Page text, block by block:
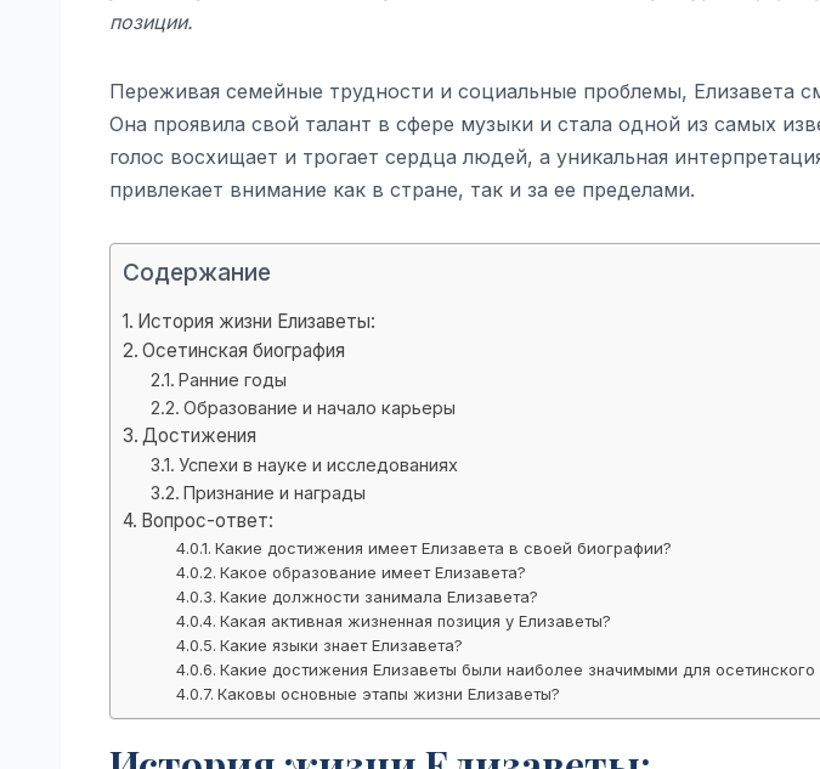
позиции.
Переживая семейные трудности и социальные проблемы, Елизавета
Она проявила свой талант в сфере музыки и стала одной из самых
голос восхищает и трогает сердца людей, а уникальная
привлекает внимание как в стране, так и за ее пределами.
Содержание
История жизни Елизаветы:
Осетинская биография
Ранние годы
Образование и начало карьеры
Достижения
Успехи в науке и исследованиях
Признание и награды
Вопрос-ответ:
Какие достижения имеет Елизавета в своей биографии?
Какое образование имеет Елизавета?
Какие должности занимала Елизавета?
Какая активная жизненная позиция у Елизаветы?
Какие языки знает Елизавета?
Какие достижения Елизаветы были наиболее значимыми для осетинского
Каковы основные этапы жизни Елизаветы?